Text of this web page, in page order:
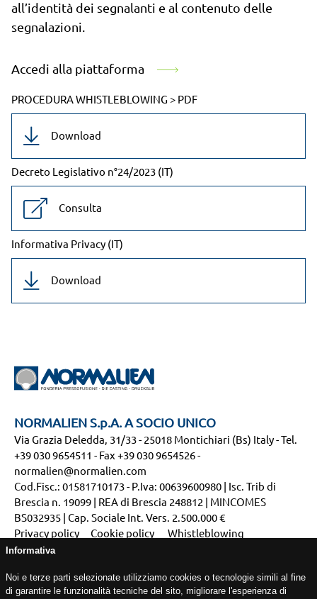
Informativa
Noi e terze parti selezionate utilizziamo cookies o tecnologie simili al fine
di garantire le funzionalità tecniche del sito, migliorare l'esperienza di
all’identità dei segnalanti e al contenuto delle
segnalazioni.
Accedi alla piattaforma
PROCEDURA WHISTLEBLOWING > PDF
Download
Decreto Legislativo n°24/2023 (IT)
Consulta
Informativa Privacy (IT)
Download
NORMALIEN S.p.A. A SOCIO UNICO
Via Grazia Deledda, 31/33 - 25018 Montichiari (Bs) Italy - Tel.
+39 030 9654511 - Fax +39 030 9654526 -
normalien@normalien.com
Cod.Fisc.: 01581710173 - P.Iva: 00639600980 | Isc. Trib di
Brescia n. 19099 | REA di Brescia 248812 | MINCOMES
BS032935 | Cap. Sociale Int. Vers. 2.500.000 €
Privacy policy
Cookie policy
Whistleblowing
Soggetta all'attività di direzione e coordinamento ex